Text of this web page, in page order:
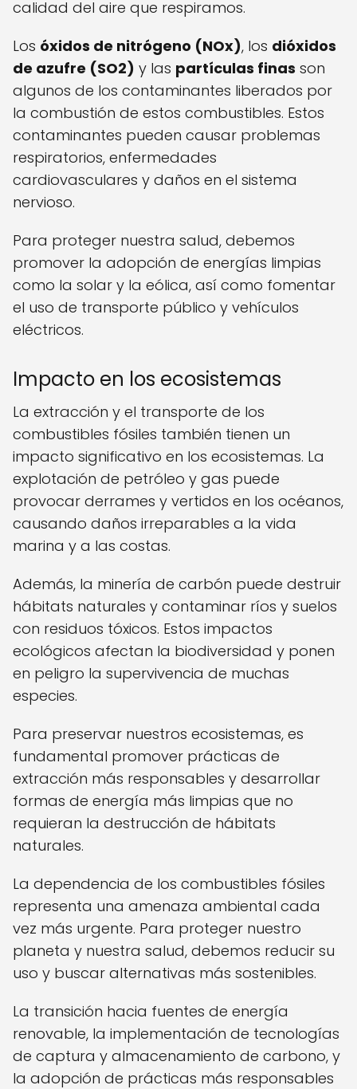
calidad del aire que respiramos.
Los óxidos de nitrógeno (NOx), los dióxidos
de azufre (SO2) y las partículas finas son
algunos de los contaminantes liberados por
la combustión de estos combustibles. Estos
contaminantes pueden causar problemas
respiratorios, enfermedades
cardiovasculares y daños en el sistema
nervioso.
Para proteger nuestra salud, debemos
promover la adopción de energías limpias
como la solar y la eólica, así como fomentar
el uso de transporte público y vehículos
eléctricos.
Impacto en los ecosistemas
La extracción y el transporte de los
combustibles fósiles también tienen un
impacto significativo en los ecosistemas. La
explotación de petróleo y gas puede
provocar derrames y vertidos en los océanos,
causando daños irreparables a la vida
marina y a las costas.
Además, la minería de carbón puede destruir
hábitats naturales y contaminar ríos y suelos
con residuos tóxicos. Estos impactos
ecológicos afectan la biodiversidad y ponen
en peligro la supervivencia de muchas
especies.
Para preservar nuestros ecosistemas, es
fundamental promover prácticas de
extracción más responsables y desarrollar
formas de energía más limpias que no
requieran la destrucción de hábitats
naturales.
La dependencia de los combustibles fósiles
representa una amenaza ambiental cada
vez más urgente. Para proteger nuestro
planeta y nuestra salud, debemos reducir su
uso y buscar alternativas más sostenibles.
La transición hacia fuentes de energía
renovable, la implementación de tecnologías
de captura y almacenamiento de carbono, y
la adopción de prácticas más responsables